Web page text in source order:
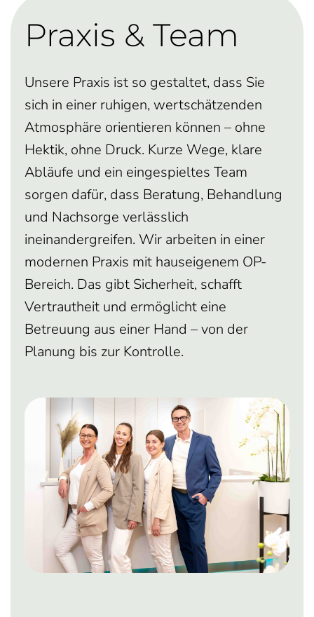
Praxis & Team
Unsere Praxis ist so gestaltet, dass Sie
sich in einer ruhigen, wertschätzenden
Atmosphäre orientieren können – ohne
Hektik, ohne Druck. Kurze Wege, klare
Abläufe und ein eingespieltes Team
sorgen dafür, dass Beratung, Behandlung
und Nachsorge verlässlich
ineinandergreifen. Wir arbeiten in einer
modernen Praxis mit hauseigenem OP-
Bereich. Das gibt Sicherheit, schafft
Vertrautheit und ermöglicht eine
Betreuung aus einer Hand – von der
Planung bis zur Kontrolle.